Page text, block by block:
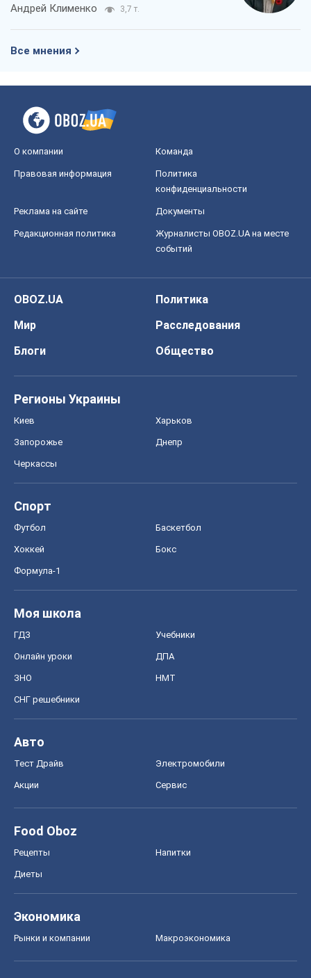
Андрей Клименко 3,7 т.
Все мнения
О компании Команда
Правовая информация
Политика
конфиденциальности
Реклама на сайте Документы
Редакционная политика
Журналисты OBOZ.UA на месте
событий
OBOZ.UA
Политика
Мир
Расследования
Блоги
Общество
Регионы Украины
Киев Харьков
Запорожье Днепр
Черкассы
Спорт
Футбол Баскетбол
Хоккей Бокс
Формула-1
Моя школа
ГДЗ Учебники
Онлайн уроки ДПА
ЗНО НМТ
СНГ решебники
Авто
Тест Драйв Электромобили
Акции Сервис
Food Oboz
Рецепты Напитки
Диеты
Экономика
Рынки и компании Mакроэкономика